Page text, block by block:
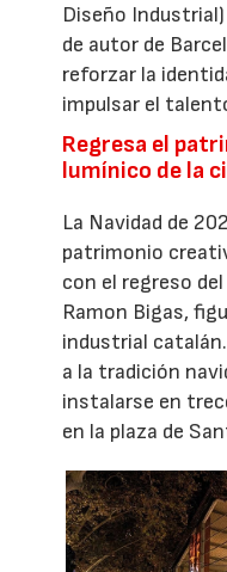
Diseño
de autor de
reforzar la
impulsar el
Regresa el
lumínico de la
La Navidad de
patrimonio
con el regreso
Ramon Bigas,
industrial
a la tradición
instalarse en
en la plaza de